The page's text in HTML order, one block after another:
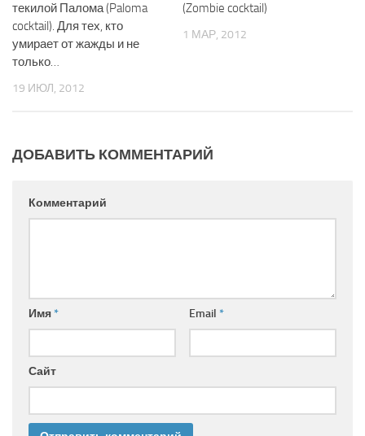
текилой Палома (Paloma
cocktail). Для тех, кто
умирает от жажды и не
только…
19 ИЮЛ, 2012
(Zombie cocktail)
1 МАР, 2012
ДОБАВИТЬ КОММЕНТАРИЙ
Комментарий
Имя* Email *
Сайт